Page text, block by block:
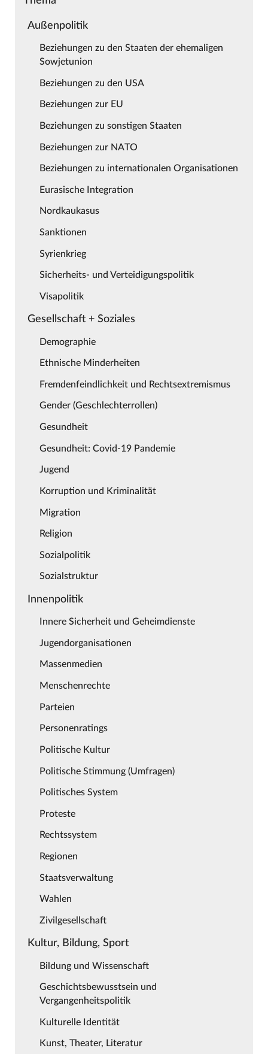
Außenpolitik
Beziehungen zu den Staaten der ehemaligen
Sowjetunion
Beziehungen zu den USA
Beziehungen zur EU
Beziehungen zu sonstigen Staaten
Beziehungen zur NATO
Beziehungen zu internationalen Organisationen
Eurasische Integration
Nordkaukasus
Sanktionen
Syrienkrieg
Sicherheits- und Verteidigungspolitik
Visapolitik
Gesellschaft + Soziales
Demographie
Ethnische Minderheiten
Fremdenfeindlichkeit und Rechtsextremismus
Gender (Geschlechterrollen)
Gesundheit
Gesundheit: Covid-19 Pandemie
Jugend
Korruption und Kriminalität
Migration
Religion
Sozialpolitik
Sozialstruktur
Innenpolitik
Innere Sicherheit und Geheimdienste
Jugendorganisationen
Massenmedien
Menschenrechte
Parteien
Personenratings
Politische Kultur
Politische Stimmung (Umfragen)
Politisches System
Proteste
Rechtssystem
Regionen
Staatsverwaltung
Wahlen
Zivilgesellschaft
Kultur, Bildung, Sport
Bildung und Wissenschaft
Geschichtsbewusstsein und
Vergangenheitspolitik
Kulturelle Identität
Kunst, Theater, Literatur